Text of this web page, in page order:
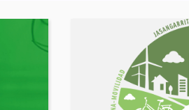
MUGIKORTASUN